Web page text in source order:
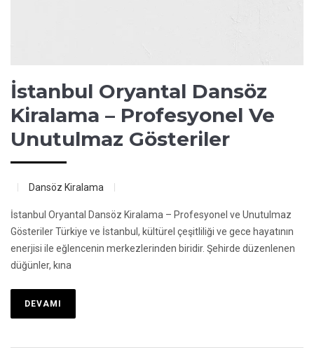
İstanbul Oryantal Dansöz
Kiralama – Profesyonel Ve
Unutulmaz Gösteriler
Dansöz Kiralama
İstanbul Oryantal Dansöz Kiralama – Profesyonel ve Unutulmaz
Gösteriler Türkiye ve İstanbul, kültürel çeşitliliği ve gece hayatının
enerjisi ile eğlencenin merkezlerinden biridir. Şehirde düzenlenen
düğünler, kına
DEVAMI